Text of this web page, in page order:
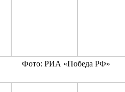
Фото: РИА «Победа РФ»